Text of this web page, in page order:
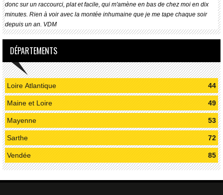
donc sur un raccourci, plat et facile, qui m'amène en bas de chez moi en dix
minutes. Rien à voir avec la montée inhumaine que je me tape chaque soir
depuis un an. VDM
DÉPARTEMENTS
Loire Atlantique 44
Maine et Loire 49
Mayenne 53
Sarthe 72
Vendée 85